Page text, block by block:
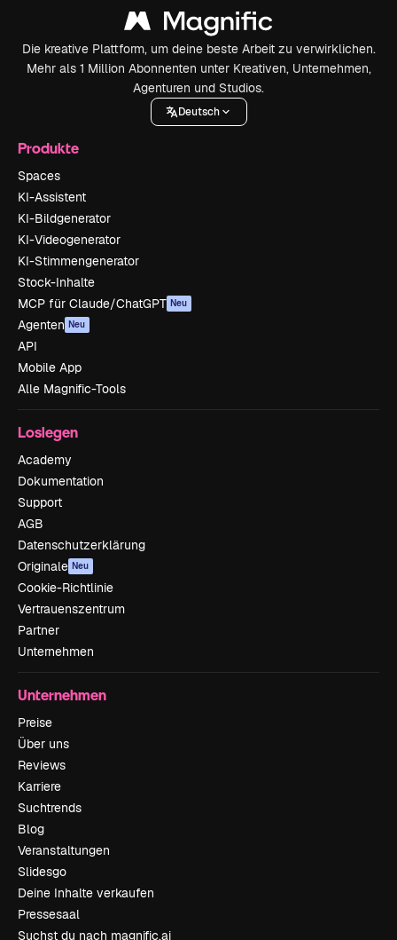
Die kreative Plattform, um deine beste Arbeit zu verwirklichen.
Mehr als 1 Million Abonnenten unter Kreativen, Unternehmen,
Agenturen und Studios.
Deutsch
Produkte
Spaces
KI-Assistent
KI-Bildgenerator
KI-Videogenerator
KI-Stimmengenerator
Stock-Inhalte
MCP für Claude/ChatGPT Neu
Agenten Neu
API
Mobile App
Alle Magnific-Tools
Loslegen
Academy
Dokumentation
Support
AGB
Datenschutzerklärung
Originale Neu
Cookie-Richtlinie
Vertrauenszentrum
Partner
Unternehmen
Unternehmen
Preise
Über uns
Reviews
Karriere
Suchtrends
Blog
Veranstaltungen
Slidesgo
Deine Inhalte verkaufen
Pressesaal
Suchst du nach magnific.ai